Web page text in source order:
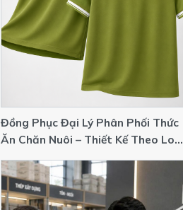
Đồng Phục Đại Lý Phân Phối Thức
Ăn Chăn Nuôi – Thiết Kế Theo Logo
Chuyên Nghiệp